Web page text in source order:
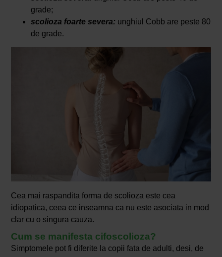
grade;
scolioza foarte severa:unghiul Cobb are peste 80
de grade.
Cea mai raspandita forma de scolioza este cea
idiopatica, ceea ce inseamna ca nu este asociata in mod
clar cu o singura cauza.
Cum se manifesta cifoscolioza?
Simptomele pot fi diferite la copii fata de adulti, desi, de